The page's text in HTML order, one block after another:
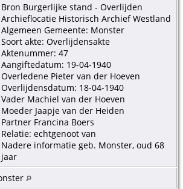
Bron Burgerlijke stand - Overlijden
Archieflocatie Historisch Archief Westland
Algemeen Gemeente: Monster
Soort akte: Overlijdensakte
Aktenummer: 47
Aangiftedatum: 19-04-1940
Overledene Pieter van der Hoeven
Overlijdensdatum: 18-04-1940
Vader Machiel van der Hoeven
Moeder Jaapje van der Heiden
Partner Francina Boers
Relatie: echtgenoot van
Nadere informatie geb. Monster, oud 68
jaar